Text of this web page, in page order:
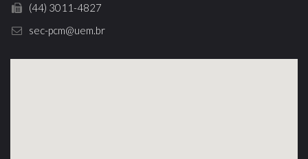
(44) 3011-4827
sec-pcm@uem.br